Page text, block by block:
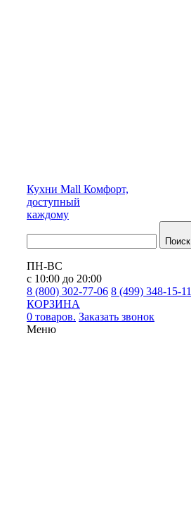
Кухни Mall Комфорт,
доступный
каждому
Поиск
ПН-ВС
с 10:00 до 20:00
8 (800) 302-77-06 8 (499) 348-15-11
КОРЗИНА
0 товаров. Заказать звонок
Меню